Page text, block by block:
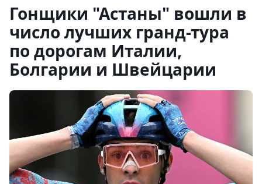
Гонщики "Астаны" вошли в
число лучших гранд-тура
по дорогам Италии,
Болгарии и Швейцарии